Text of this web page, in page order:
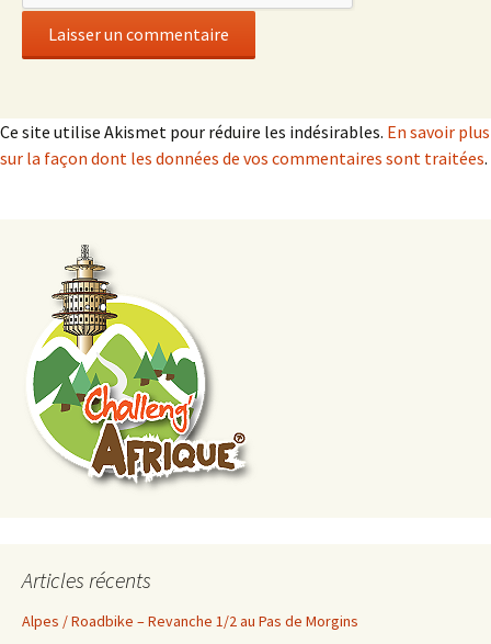
Ce site utilise Akismet pour réduire les indésirables. En savoir plus
sur la façon dont les données de vos commentaires sont traitées.
Articles récents
Alpes / Roadbike – Revanche 1/2 au Pas de Morgins